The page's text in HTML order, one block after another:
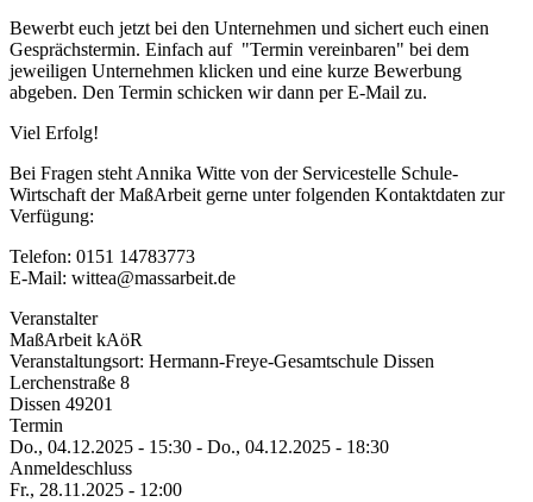
Bewerbt euch jetzt bei den Unternehmen und sichert euch einen
Gesprächstermin. Einfach auf "Termin vereinbaren" bei dem
jeweiligen Unternehmen klicken und eine kurze Bewerbung
abgeben. Den Termin schicken wir dann per E-Mail zu.
Viel Erfolg!
Bei Fragen steht Annika Witte von der Servicestelle Schule-
Wirtschaft der MaßArbeit gerne unter folgenden Kontaktdaten zur
Verfügung:
Telefon: 0151 14783773
E-Mail: wittea@massarbeit.de
Veranstalter
MaßArbeit kAöR
Veranstaltungsort: Hermann-Freye-Gesamtschule Dissen
Lerchenstraße 8
Dissen 49201
Termin
Do., 04.12.2025 - 15:30 - Do., 04.12.2025 - 18:30
Anmeldeschluss
Fr., 28.11.2025 - 12:00